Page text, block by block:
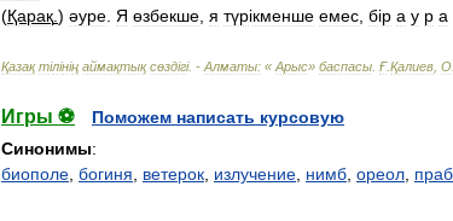
(Қарақ ) әуре Я өзбекше я түрікменше емес бір а у р а
Қазақ тілінің аймақтық сөздігі. - Алматы: « Арыс» баспасы Ғ.Қалиев О
Игры ⚽
Поможем написать курсовую
Синонимы:
биополе богиня ветерок излучение нимб ореол